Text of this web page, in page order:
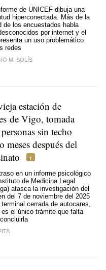
de UNICEF dibuja una
hiperconectada. Más de la
de los encuestados habla
por internet y el
un uso problemático
redes
M. SOLÍS
estación de
de Vigo, tomada
sin techo
meses después del
en un informe psicológico
de Medicina Legal
atasca la investigación del
del 7 de noviembre del 2025
cerrada de autocares,
es el único trámite que falta